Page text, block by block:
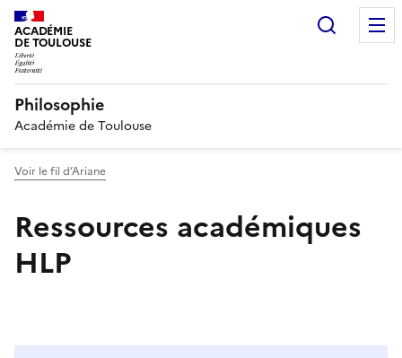
ACADÉMIE
DE TOULOUSE
Philosophie
Académie de Toulouse
Voir le fil d’Ariane
Ressources académiques
HLP